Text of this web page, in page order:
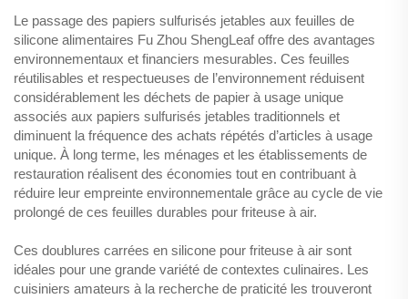
Le passage des papiers sulfurisés jetables aux feuilles de
silicone alimentaires Fu Zhou ShengLeaf offre des avantages
environnementaux et financiers mesurables. Ces feuilles
réutilisables et respectueuses de l’environnement réduisent
considérablement les déchets de papier à usage unique
associés aux papiers sulfurisés jetables traditionnels et
diminuent la fréquence des achats répétés d’articles à usage
unique. À long terme, les ménages et les établissements de
restauration réalisent des économies tout en contribuant à
réduire leur empreinte environnementale grâce au cycle de vie
prolongé de ces feuilles durables pour friteuse à air.
Ces doublures carrées en silicone pour friteuse à air sont
idéales pour une grande variété de contextes culinaires. Les
cuisiniers amateurs à la recherche de praticité les trouveront